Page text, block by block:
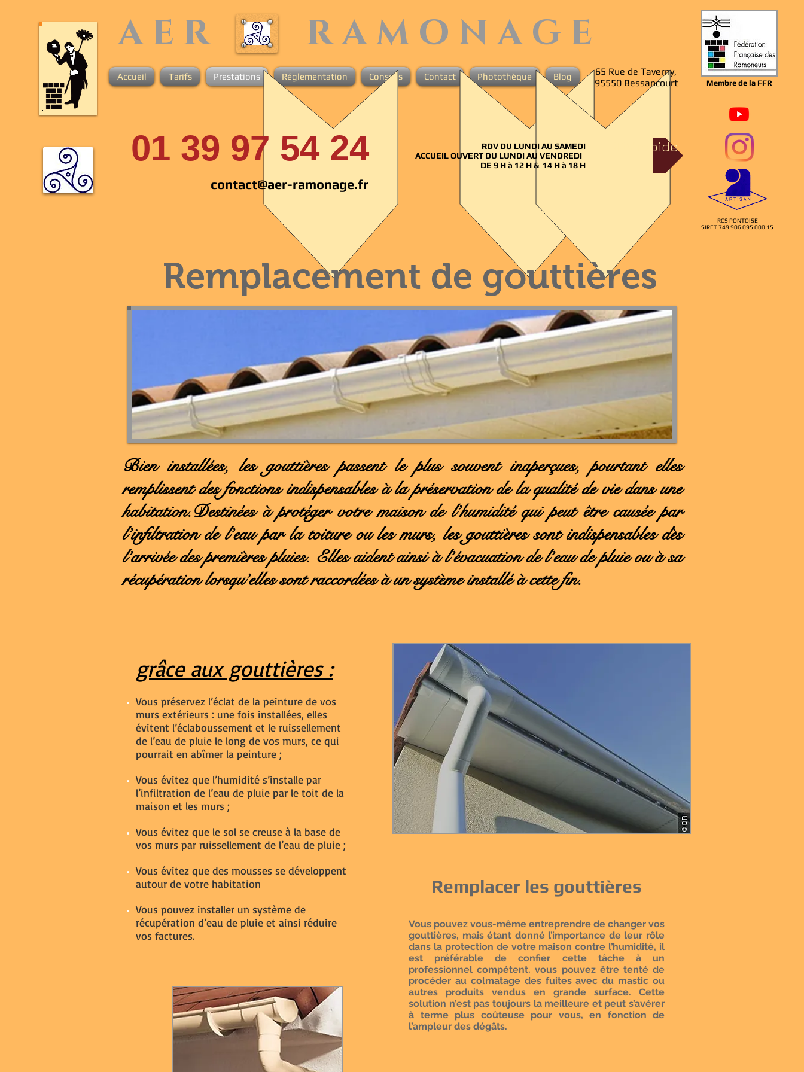
A E R R A M O N A G E
Accueil Tarifs Prestations Réglementation Conseils Contact Photothèque Blog
65 Rue de Taverny,
95550 Bessancourt
01 39 97 54 24
RDV DU LUNDI AU SAMEDI
ACCUEILOUVERT DU LUNDI AU VENDREDI
DE 9 H à 12 H & 14 H à 18 H
RDV rapide
contact@aer-ramonage.fr
Membre de la FFR
RCS PONTOISE
SIRET 749 906 095 000 15
Remplacement de gouttières
Bien installées, les gouttières passent le plus souvent inaperçues, pourtant elles
remplissent des fonctions indispensables à la préservation de la qualité de vie dans une
habitation.Destinées à protéger votre maison de l’humidité qui peut être causée par
l’infiltration de l’eau par la toiture ou les murs, les gouttières sont indispensables dès
l’arrivée des premières pluies. Elles aident ainsi à l’évacuation de l’eau de pluie ou à sa
récupération lorsqu’elles sont raccordées à un système installé à cette fin.
grâce aux gouttières :
Vous préservez l’éclat de la peinture de vos
murs extérieurs : une fois installées, elles
évitent l’éclaboussement et le ruissellement
de l’eau de pluie le long de vos murs, ce qui
pourrait en abîmer la peinture ;
Vous évitez que l’humidité s’installe par
l’infiltration de l’eau de pluie par le toit de la
maison et les murs ;
Vous évitez que le sol se creuse à la base de
vos murs par ruissellement de l’eau de pluie ;
Vous évitez que des mousses se développent
autour de votre habitation
Vous pouvez installer un système de
récupération d’eau de pluie et ainsi réduire
vos factures.
Remplacer les gouttières
Vous pouvez vous-même entreprendre de changer vos
gouttières, mais étant donné l’importance de leur rôle
dans la protection de votre maison contre l’humidité, il
est préférable de confier cette tâche à un
professionnel compétent. vous pouvez être tenté de
procéder au colmatage des fuites avec du mastic ou
autres produits vendus en grande surface. Cette
solution n’est pas toujours la meilleure et peut s’avérer
à terme plus coûteuse pour vous, en fonction de
l’ampleur des dégâts.